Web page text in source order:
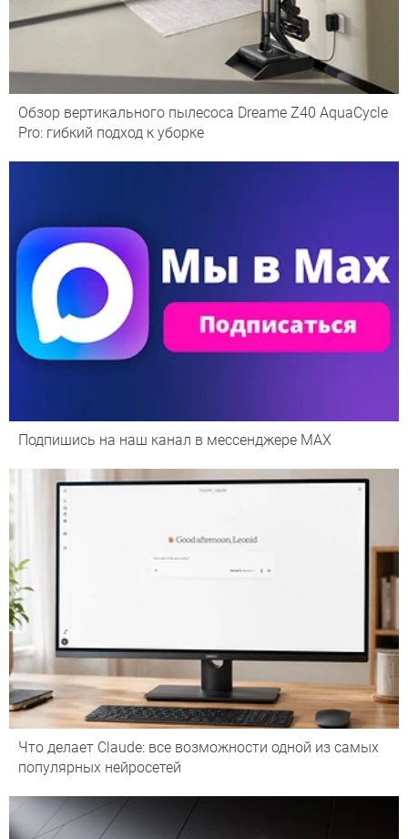
Обзор вертикального пылесоса Dreame Z40 AquaCycle
Pro: гибкий подход к уборке
Подпишись на наш канал в мессенджере МАХ
Что делает Сlaude: все возможности одной из самых
популярных нейросетей